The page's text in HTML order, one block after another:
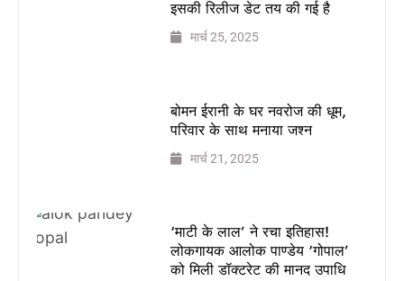
इसकी रिलीज डेट तय की गई है
मार्च 25, 2025
बोमन ईरानी के घर नवरोज की धूम,
परिवार के साथ मनाया जश्न
मार्च 21, 2025
‘माटी के लाल’ ने रचा इतिहास!
लोकगायक आलोक पाण्डेय ‘गोपाल’
को मिली डॉक्टरेट की मानद उपाधि